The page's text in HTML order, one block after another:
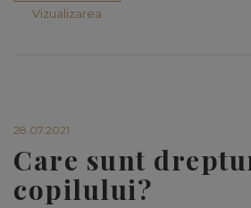
Vizualizarea
28.07.2021
Care sunt
copilului?